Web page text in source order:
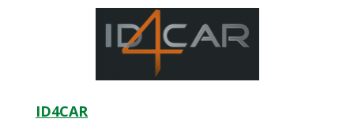
ID4CAR